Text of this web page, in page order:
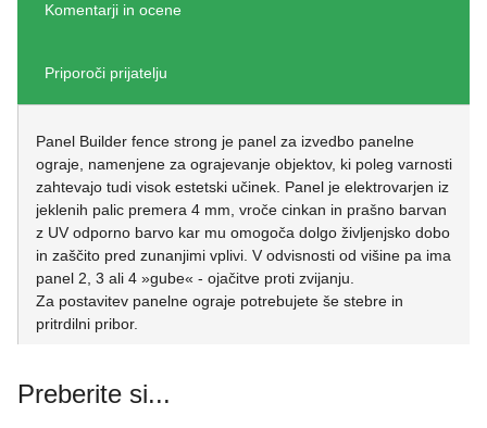
Komentarji in ocene
Priporoči prijatelju
Panel Builder fence strong je panel za izvedbo panelne
ograje, namenjene za ograjevanje objektov, ki poleg varnosti
zahtevajo tudi visok estetski učinek. Panel je elektrovarjen iz
jeklenih palic premera 4 mm, vroče cinkan in prašno barvan
z UV odporno barvo kar mu omogoča dolgo življenjsko dobo
in zaščito pred zunanjimi vplivi. V odvisnosti od višine pa ima
panel 2, 3 ali 4 »gube« - ojačitve proti zvijanju.
Za postavitev panelne ograje potrebujete še stebre in
pritrdilni pribor.
Preberite si...